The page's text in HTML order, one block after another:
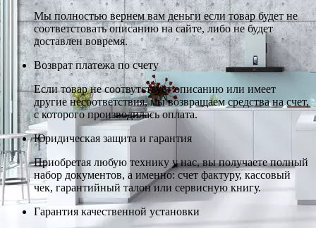
Мы полностью вернем вам деньги если товар будет не
соответстовать описанию на сайте, либо не будет
доставлен вовремя.
Возврат платежа по счету
Если товар не соотвутствует описанию или имеет
другие несоответствия, мы возвращаем средства на счет,
с которого производилась оплата.
Юридическая защита и гарантия
Приобретая любую технику у нас, вы получаете полный
набор документов, а именно: счет фактуру, кассовый
чек, гарантийный талон или сервисную книгу.
Гарантия качественной установки